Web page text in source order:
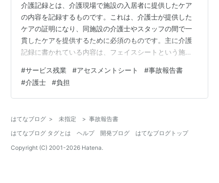
介護記録とは、介護現場で施設の入居者に提供したケア
の内容を記録するものです。これは、介護士が提供した
ケアの証明になり、同施設の介護士やスタッフの間で一
貫したケアを提供するために必須のものです。主に介護
記録に書かれている内容は、フェイスシートという施設
どが書かれているシート。アセスメントシートといっ
て、施設利用者の身体状態や能力などの情報を分析し、
ケア目標を立てるシート。スタッフの介護計画を定めた
る介護経過記録に、毎日の健康状態や日常の出来事を記
録する日常介護記録。また、トラブルや事故などの内容
を…
#サービス残業 #アセスメントシート #事故報告書
#介護士 #負担
はてなブログ > 未指定 > 事故報告書
はてなブログ タグとは
ヘルプ 開発ブログ
はてなブログトップ
Copyright (C) 2001-2026 Hatena.